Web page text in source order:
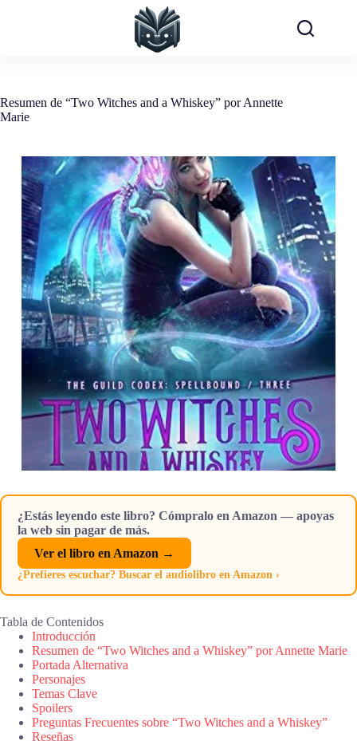
Resumen de “Two Witches and a Whiskey” por Annette
Marie
¿Estás leyendo este libro? Cómpralo en Amazon — apoyas
la web sin pagar de más.
Ver el libro en Amazon →
¿Prefieres escuchar? Buscar el audiolibro en Amazon ›
Tabla de Contenidos
Introducción
Resumen de “Two Witches and a Whiskey” por Annette Marie
Portada Alternativa
Personajes
Temas Clave
Spoilers
Preguntas Frecuentes sobre “Two Witches and a Whiskey”
Reseñas